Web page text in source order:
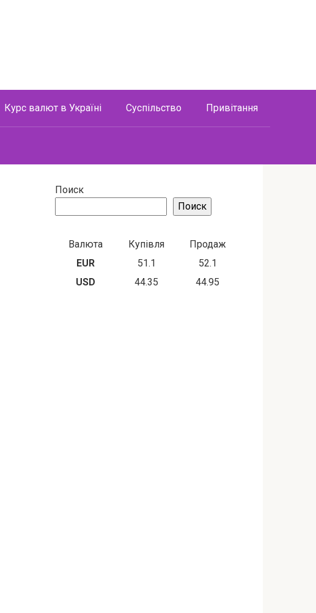
Курс валют в Україні Суспільство Привітання
Поиск
Поиск
Валюта Купівля
Продаж
EUR
51.1
52.1
USD
44.35 44.95